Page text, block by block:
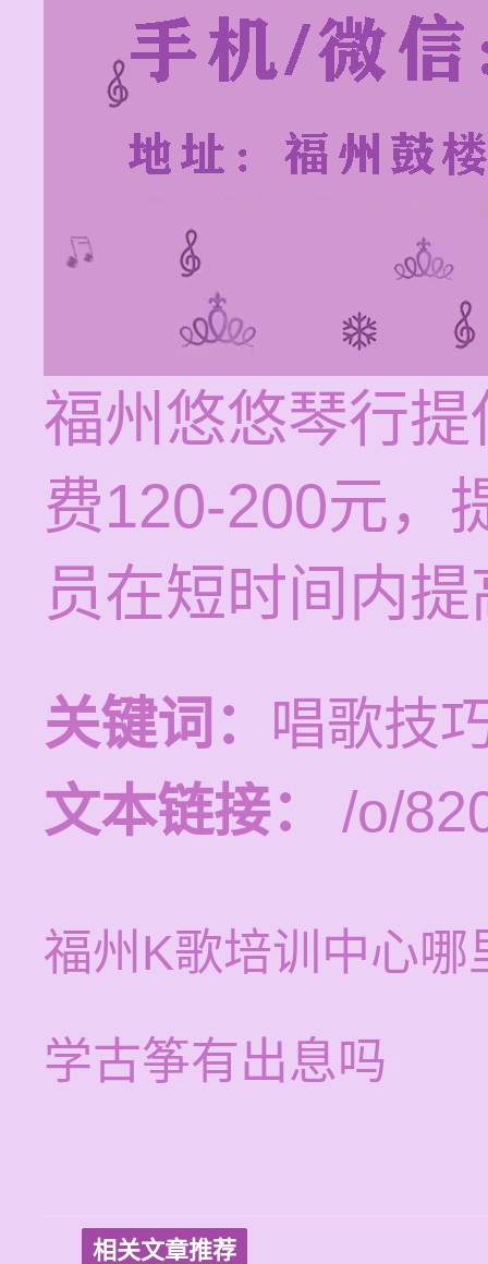
福州悠悠琴行
费120-200元，
员在短时间内
关键词： 唱歌技
文本链接：
/o/
福州K歌培训中心哪
学古筝有出息吗
相关文章推荐